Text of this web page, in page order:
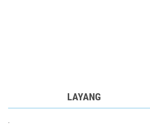
LAYANG